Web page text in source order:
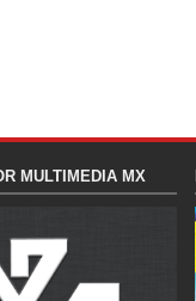
MULTIMEDIA MX